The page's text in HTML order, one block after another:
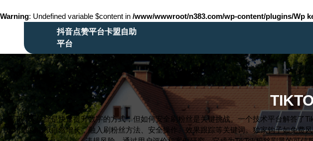
Warning: Undefined variable $content in /www/wwwroot/n383.com/wp-content/plugins/Wp
抖音点赞平台卡盟自助
平台
刷TikTok粉丝是快速提升数字的方式，但如何安全刷粉丝是关键挑战。一个技术平台解答
刷粉过程模拟自然增长，融入刷粉丝方法、安全操作、效果跟踪等关键词。独家钩子如免费